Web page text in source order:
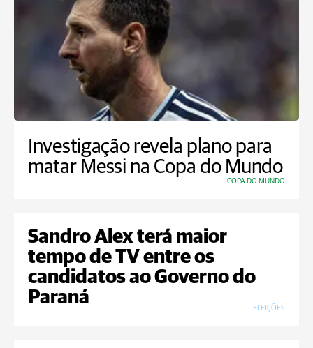
Investigação revela plano para
matar Messi na Copa do Mundo
COPA DO MUNDO
Sandro Alex terá maior
tempo de TV entre os
candidatos ao Governo do
Paraná
ELEIÇÕES